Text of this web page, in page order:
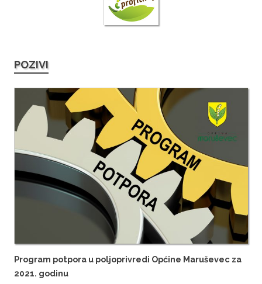
POZIVI
Program potpora u poljoprivredi Općine Maruševec za
2021. godinu